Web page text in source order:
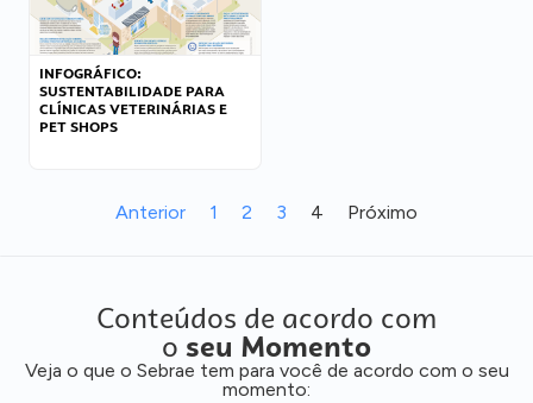
INFOGRÁFICO:
SUSTENTABILIDADE PARA
CLÍNICAS VETERINÁRIAS E
PET SHOPS
Anterior 1 2 3 4 Próximo
Conteúdos de acordo com
o seu Momento
Veja o que o Sebrae tem para você de acordo com o seu
momento: